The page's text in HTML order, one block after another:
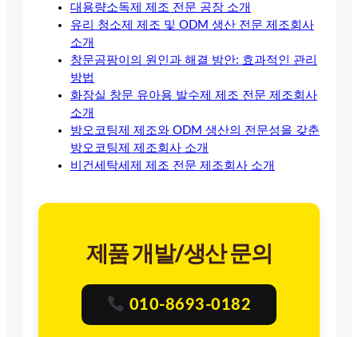
대용량소독제 제조 전문 공장 소개
유리 청소제 제조 및 ODM 생산 전문 제조회사
소개
창문곰팡이의 원인과 해결 방안: 효과적인 관리
방법
화장실 창문 유아용 발수제 제조 전문 제조회사
소개
방오코팅제 제조와 ODM 생산의 전문성을 갖춘
방오코팅제 제조회사 소개
비건세탁세제 제조 전문 제조회사 소개
제품 개발/생산 문의
010-8693-0182